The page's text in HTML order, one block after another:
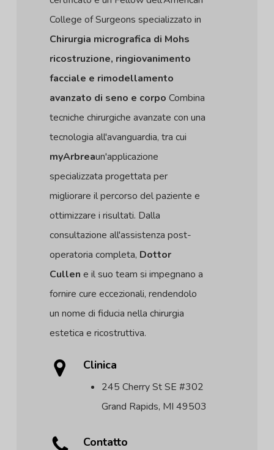
College of Surgeons specializzato in
Chirurgia micrografica di Mohs
ricostruzione, ringiovanimento
facciale e rimodellamento
avanzato di seno e corpo Combina
tecniche chirurgiche avanzate con una
tecnologia all'avanguardia, tra cui
myArbreaun'applicazione
specializzata progettata per
migliorare il percorso del paziente e
ottimizzare i risultati. Dalla
consultazione all'assistenza post-
operatoria completa, Dottor
Cullen e il suo team si impegnano a
fornire cure eccezionali, rendendolo
un nome di fiducia nella chirurgia
estetica e ricostruttiva.
Clinica
245 Cherry St SE #302
Grand Rapids, MI 49503
Contatto